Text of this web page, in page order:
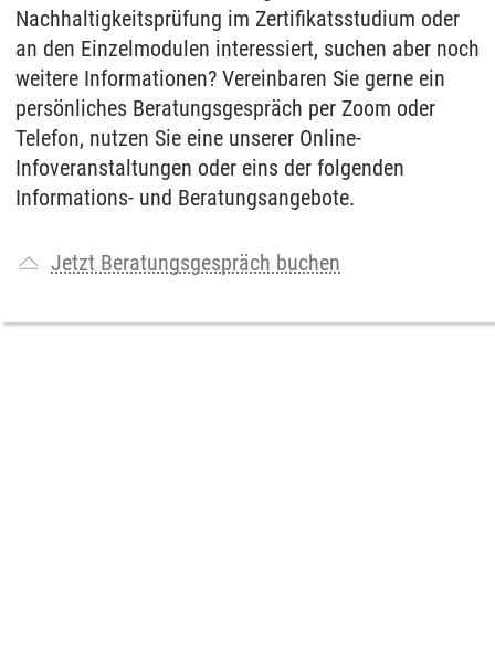
Nachhaltigkeitsprüfung im Zertifikatsstudium oder
an den Einzelmodulen interessiert, suchen aber noch
weitere Informationen? Vereinbaren Sie gerne ein
persönliches Beratungsgespräch per Zoom oder
Telefon, nutzen Sie eine unserer Online-
Infoveranstaltungen oder eins der folgenden
Informations- und Beratungsangebote.
Jetzt Beratungsgespräch buchen